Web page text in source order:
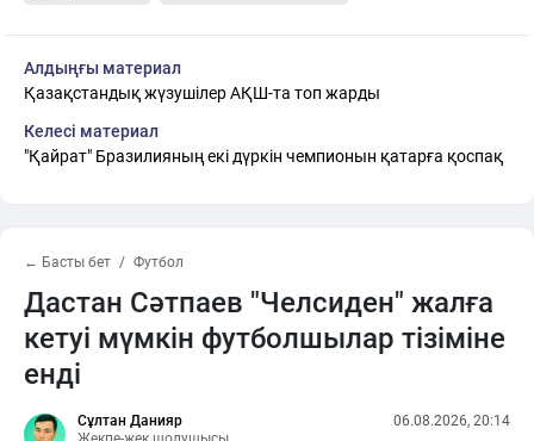
Алдыңғы материал
Қазақстандық жүзушілер АҚШ-та топ жарды
Келесі материал
"Қайрат" Бразилияның екі дүркін чемпионын қатарға қоспақ
← Басты бет Футбол
Дастан Сәтпаев "Челсиден" жалға
кетуі мүмкін футболшылар тізіміне
енді
Сұлтан Данияр
06.08.2026, 20:14